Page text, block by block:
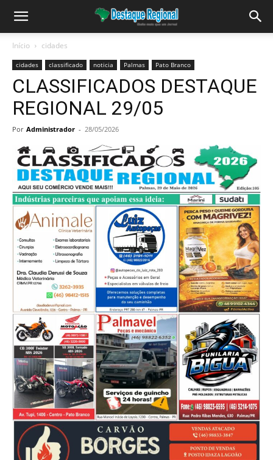
Início cidades
cidades classificado noticia Palmas Pato Branco
CLASSIFICADOS DESTAQUE
REGIONAL 29/05
Por Administrador - 28/05/2026